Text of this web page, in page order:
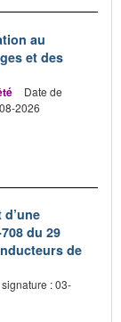
au
et des
Date de
2026
du 29
de
: 03-